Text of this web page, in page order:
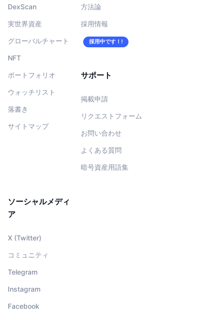
DexScan
実世界資産
グローバルチャート
NFT
ポートフォリオ
ウォッチリスト
落書き
サイトマップ
方法論
採用情報
採用中です！!
サポート
掲載申請
リクエストフォーム
お問い合わせ
よくある質問
暗号資産用語集
ソーシャルメディ
ア
X (Twitter)
コミュニティ
Telegram
Instagram
Facebook